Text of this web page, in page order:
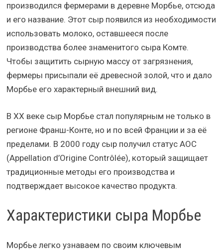
производился фермерами в деревне Морбье, отсюда
и его название. Этот сыр появился из необходимости
использовать молоко, оставшееся после
производства более знаменитого сыра Комте.
Чтобы защитить сырную массу от загрязнения,
фермеры присыпали её древесной золой, что и дало
Морбье его характерный внешний вид.
В XX веке сыр Морбье стал популярным не только в
регионе Франш-Конте, но и по всей Франции и за её
пределами. В 2000 году сыр получил статус AOC
(Appellation d’Origine Contrôlée), который защищает
традиционные методы его производства и
подтверждает высокое качество продукта.
Характеристики сыра Морбье
Морбье легко узнаваем по своим ключевым